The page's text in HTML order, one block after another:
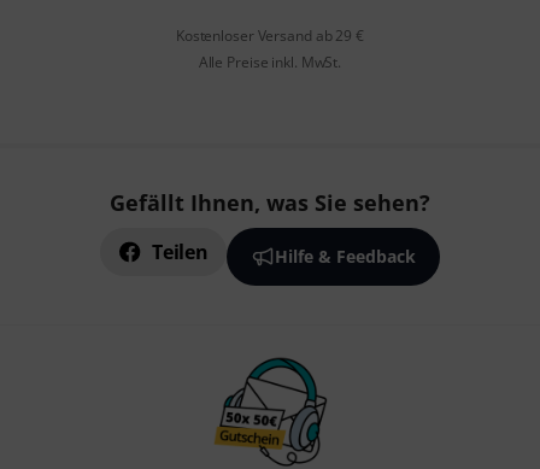
Kostenloser Versand ab 29 €
Alle Preise inkl. MwSt.
Gefällt Ihnen, was Sie sehen?
Teilen Hilfe & Feedback